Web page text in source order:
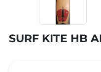
SURF KITE HB